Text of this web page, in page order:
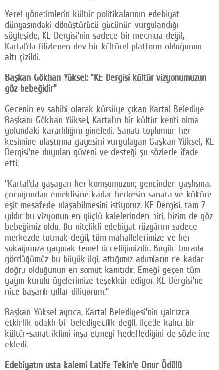
Yerel yönetimlerin kültür politikalarının edebiyat
dünyasındaki dönüştürücü gücünün vurgulandığı
söyleşide, KE Dergisi’nin sadece bir mecmua değil,
Kartal’da filizlenen dev bir kültürel platform olduğunun
altı çizildi.
Başkan Gökhan Yüksel: "KE Dergisi kültür vizyonumuzun
göz bebeğidir"
Gecenin ev sahibi olarak kürsüye çıkan Kartal Belediye
Başkanı Gökhan Yüksel, Kartal’ın bir kültür kenti olma
yolundaki kararlılığını yineledi. Sanatı toplumun her
kesimine ulaştırma gayesini vurgulayan Başkan Yüksel, KE
Dergisi’ne duyulan güveni ve desteği şu sözlerle ifade
etti:
“Kartal’da yaşayan her komşumuzun; gencinden yaşlısına,
çocuğundan emeklisine kadar herkesin sanata ve kültüre
eşit mesafede ulaşabilmesini istiyoruz. KE Dergisi, tam 7
yıldır bu vizyonun en güçlü kalelerinden biri, bizim de göz
bebeğimiz oldu. Bu nitelikli edebiyat rüzgârını sadece
merkezde tutmak değil, tüm mahallelerimize ve her
sokağımıza yaymak temel önceliğimizdir. Bugün burada
gördüğümüz bu büyük ilgi, attığımız adımların ne kadar
doğru olduğunun en somut kanıtıdır. Emeği geçen tüm
yayın kurulu üyelerimize teşekkür ediyor, KE Dergisi’ne
nice başarılı yıllar diliyorum.”
Başkan Yüksel ayrıca, Kartal Belediyesi’nin yalnızca
etkinlik odaklı bir belediyecilik değil, ilçede kalıcı bir
kültür-sanat iklimi inşa etmeyi hedeflediğini de sözlerine
ekledi.
Edebiyatın usta kalemi Latife Tekin’e Onur Ödülü